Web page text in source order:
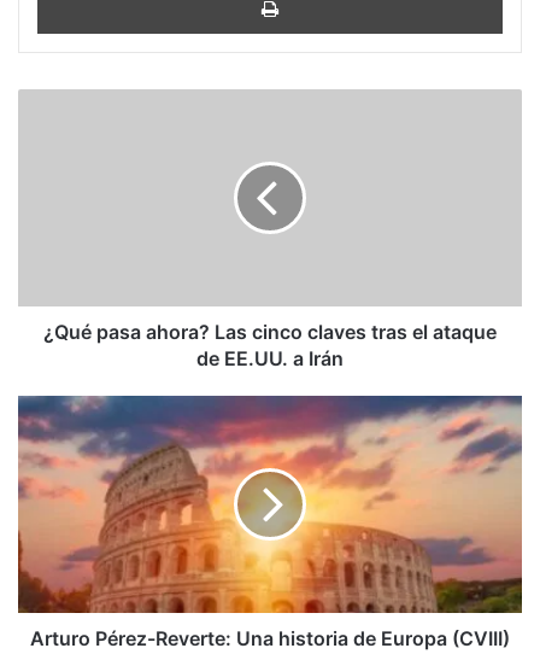
ataque
Irán
¿Qué pasa ahora? Las cinco claves tras el ataque
de EE.UU. a Irán
Arturo
Pérez-
Reverte:
Una
de
Europa
(CVIII)
Arturo Pérez-Reverte: Una historia de Europa (CVIII)